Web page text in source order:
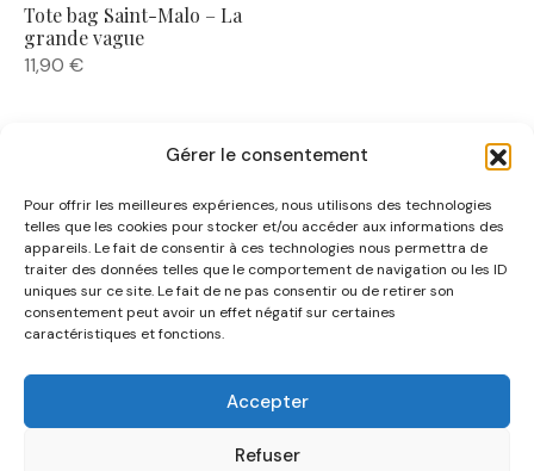
Gérer le consentement
Pour offrir les meilleures expériences, nous utilisons des technologies
telles que les cookies pour stocker et/ou accéder aux informations des
appareils. Le fait de consentir à ces technologies nous permettra de
traiter des données telles que le comportement de navigation ou les ID
uniques sur ce site. Le fait de ne pas consentir ou de retirer son
consentement peut avoir un effet négatif sur certaines
caractéristiques et fonctions.
Accepter
Refuser
Tote bag Saint-Malo – La
grande vague
11,90 €
NOUS CONNAÎTRE